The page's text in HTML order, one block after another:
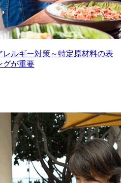
ルギー対策～特定原材料の表
グが重要